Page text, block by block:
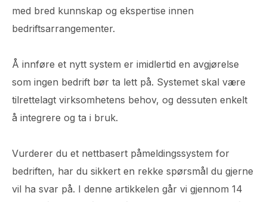
med bred kunnskap og ekspertise innen
bedriftsarrangementer.
Å innføre et nytt system er imidlertid en avgjørelse
som ingen bedrift bør ta lett på. Systemet skal være
tilrettelagt virksomhetens behov, og dessuten enkelt
å integrere og ta i bruk.
Vurderer du et nettbasert påmeldingssystem for
bedriften, har du sikkert en rekke spørsmål du gjerne
vil ha svar på. I denne artikkelen går vi gjennom 14